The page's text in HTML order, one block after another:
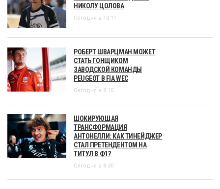
НИКОЛУ ЦОЛОВА
Сегодня в 10:11
РОБЕРТ ШВАРЦМАН МОЖЕТ
СТАТЬ ГОНЩИКОМ
ЗАВОДСКОЙ КОМАНДЫ
PEUGEOT В FIA WEC
Сегодня в 9:10
ШОКИРУЮЩАЯ
ТРАНСФОРМАЦИЯ
АНТОНЕЛЛИ: КАК ТИНЕЙДЖЕР
СТАЛ ПРЕТЕНДЕНТОМ НА
ТИТУЛ В Ф1?
Сегодня в 8:30